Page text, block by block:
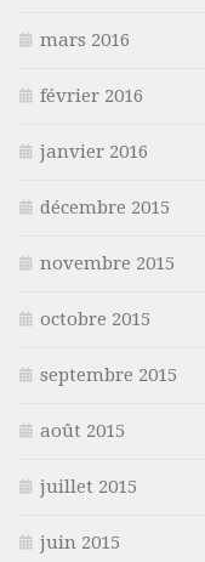
mars 2016
février 2016
janvier 2016
décembre 2015
novembre 2015
octobre 2015
septembre 2015
août 2015
juillet 2015
juin 2015